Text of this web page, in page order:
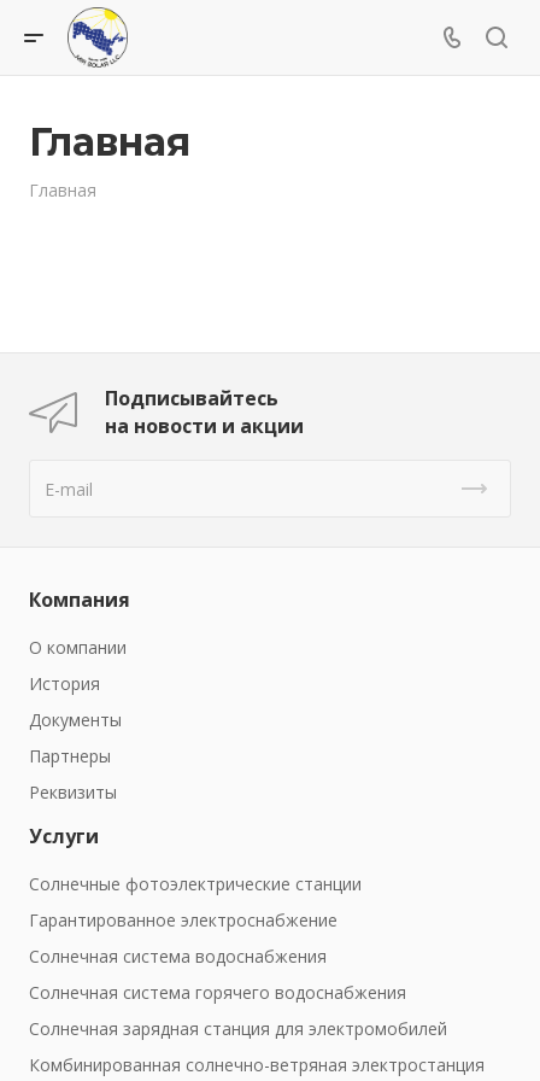
Главная
Главная
Подписывайтесь
на новости и акции
Компания
О компании
История
Документы
Партнеры
Реквизиты
Услуги
Солнечные фотоэлектрические станции
Гарантированное электроснабжение
Солнечная система водоснабжения
Солнечная система горячего водоснабжения
Солнечная зарядная станция для электромобилей
Комбинированная солнечно-ветряная электростанция